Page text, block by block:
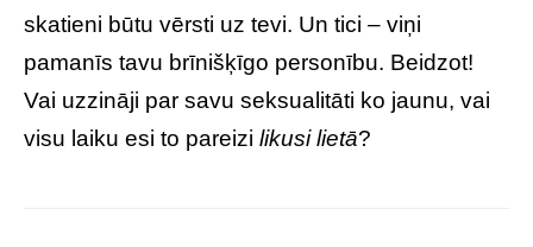
skatieni būtu vērsti uz tevi. Un tici – viņi
pamanīs tavu brīnišķīgo personību. Beidzot!
Vai uzzināji par savu seksualitāti ko jaunu, vai
visu laiku esi to pareizi likusi lietā?